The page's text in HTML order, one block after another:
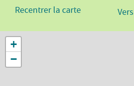
Recentrer la carte
+
−